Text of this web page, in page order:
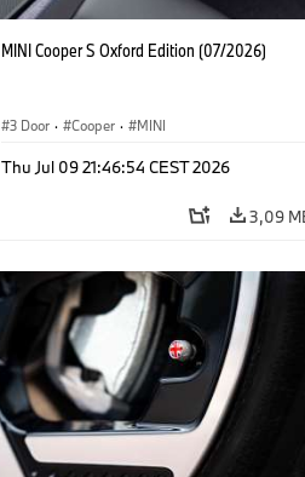
MINI Cooper S Oxford Edition (07/2026)
3 Door · Cooper · MINI
Thu Jul 09 21:46:54 CEST 2026
3,09